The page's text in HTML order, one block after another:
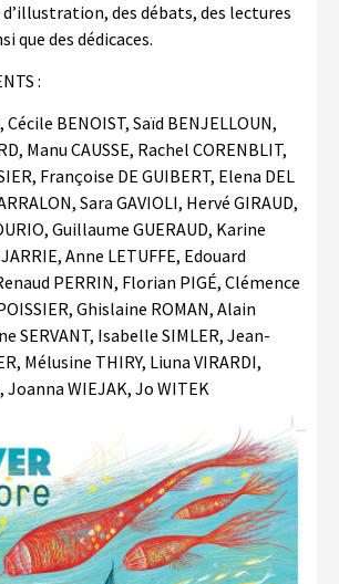
des débats, des lectures
que des dédicaces.
:
BENOIST, Saïd BENJELLOUN,
Manu CAUSSE, Rachel CORENBLIT,
Françoise DE GUIBERT, Elena DEL
Sara GAVIOLI, Hervé GIRAUD,
Guillaume GUERAUD, Karine
Anne LETUFFE, Edouard
PERRIN, Florian PIGÉ, Clémence
Ghislaine ROMAN, Alain
SERVANT, Isabelle SIMLER, Jean-
Mélusine THIRY, Liuna VIRARDI,
Joanna WIEJAK, Jo WITEK